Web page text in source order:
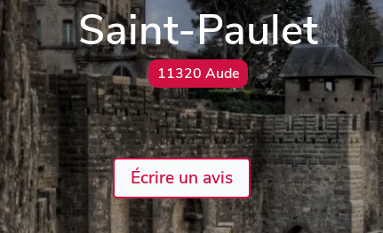
Saint-Paulet
11320 Aude
Écrire un avis